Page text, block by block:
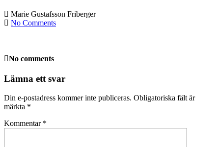
Marie Gustafsson Friberger
No Comments
No comments
Lämna ett svar
Din e-postadress kommer inte publiceras. Obligatoriska fält är
märkta *
Kommentar *